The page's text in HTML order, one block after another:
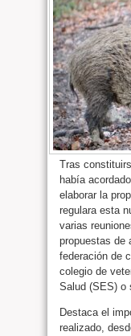
Tras
había
elaborar la
regulara esta
varias
propuestas de
federación de
colegio de
Salud (SES) o
Destaca el
realizado,